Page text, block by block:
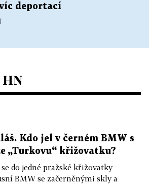
deportací
Kdo jel v černém BMW s
„Turkovu“ křižovatku?
do jedné pražské křižovatky
BMW se začerněnými skly a